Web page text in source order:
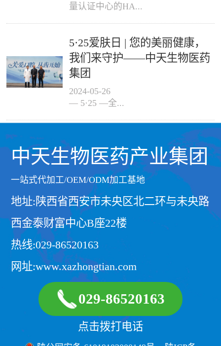
量认证中心的HA...
5·25爱肤日 | 您的美丽健康，
我们来守护——中天生物医药
集团
2024-05-26
— 5·25 —全...
中天生物医药产业集团
一站式代加工/OEM/ODM加工基地
地址:陕西省西安市未央区北二环与未央路
西金泰财富中心B座22楼
热线:029-86520163
网址:www.xazhongtian.com
029-86520163
点击拨打电话